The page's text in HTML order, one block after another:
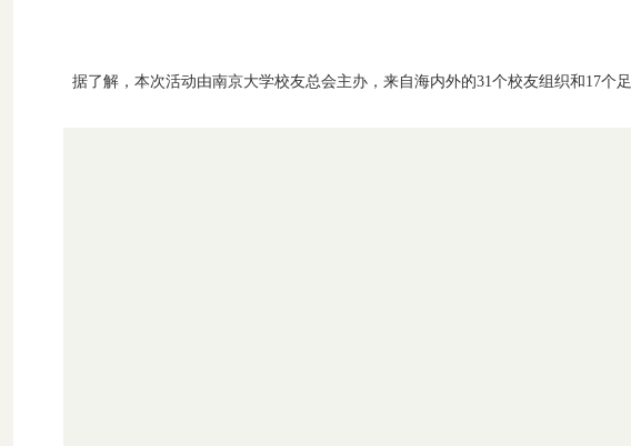
据了解，本次活动由南京大学校友总会主办，来自海内外的31个校友组织和17个